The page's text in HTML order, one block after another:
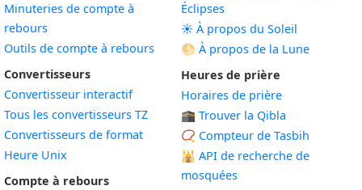
Minuteries de compte à
rebours
Outils de compte à rebours
Convertisseurs
Convertisseur interactif
Tous les convertisseurs TZ
Convertisseurs de format
Heure Unix
Compte à rebours
Éclipses
☀️ À propos du Soleil
🌕 À propos de la Lune
Heures de prière
Horaires de prière
🕋 Trouver la Qibla
📿 Compteur de Tasbih
🕌 API de recherche de
mosquées